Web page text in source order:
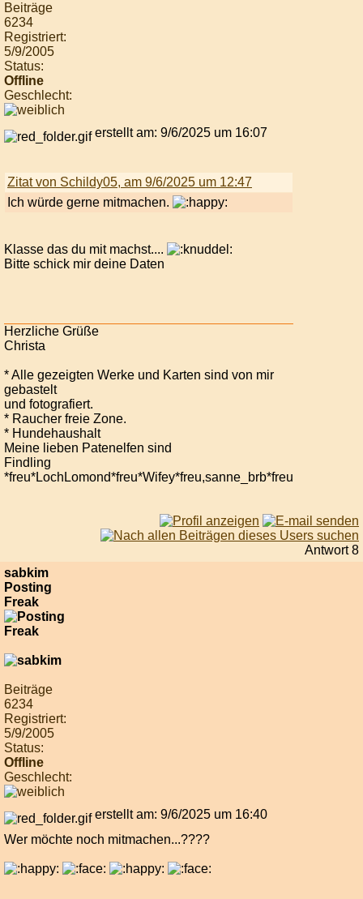
Beiträge
6234
Registriert:
5/9/2005
Status:
Offline
Geschlecht:
erstellt am: 9/6/2025 um 16:07
Zitat von Schildy05, am 9/6/2025 um 12:47
Ich würde gerne mitmachen.
Klasse das du mit machst....
Bitte schick mir deine Daten
Herzliche Grüße
Christa
* Alle gezeigten Werke und Karten sind von mir
gebastelt
und fotografiert.
* Raucher freie Zone.
* Hundehaushalt
Meine lieben Patenelfen sind
Findling
*freu*LochLomond*freu*Wifey*freu,sanne_brb*freu
Antwort 8
sabkim
Posting
Freak
Beiträge
6234
Registriert:
5/9/2005
Status:
Offline
Geschlecht:
erstellt am: 9/6/2025 um 16:40
Wer möchte noch mitmachen...????